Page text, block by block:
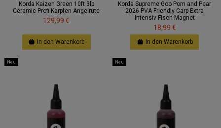
Korda Kaizen Green 10ft 3lb
Ceramic Profi Karpfen Angelrute
129,99 €
In den Warenkorb
Korda Supreme Goo Pom and Pear
2026 PVA Friendly Carp Extra
Intensiv Fisch Magnet
18,99 €
In den Warenkorb
Neu Neu